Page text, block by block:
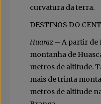
curvatura da terra.
DESTINOS DO
Huaraz – A partir de
montanha de
metros de altitude.
mais de trinta
metros de altitude